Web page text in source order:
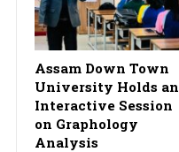
Assam Down Town
University Holds an
Interactive Session
on Graphology
Analysis